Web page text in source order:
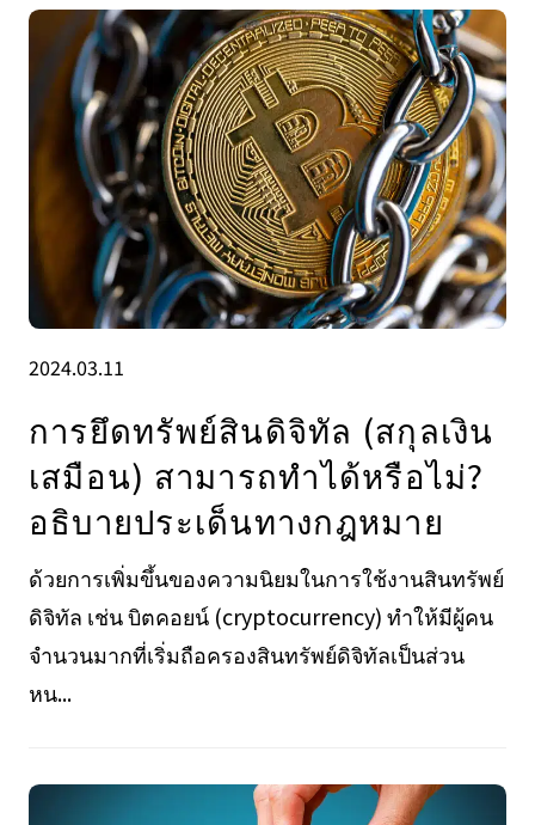
2024.03.11
การยึดทรัพย์สินดิจิทัล (สกุลเงิน
เสมือน) สามารถทําได้หรือไม่?
อธิบายประเด็นทางกฎหมาย
ด้วยการเพิ่มขึ้นของความนิยมในการใช้งานสินทรัพย์
ดิจิทัล เช่น บิตคอยน์ (cryptocurrency) ทำให้มีผู้คน
จำนวนมากที่เริ่มถือครองสินทรัพย์ดิจิทัลเป็นส่วน
หน...